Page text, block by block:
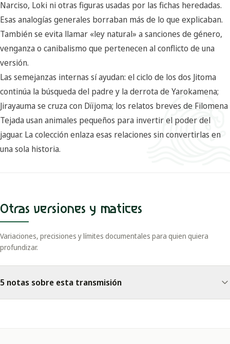
Narciso, Loki ni otras figuras usadas por las fichas heredadas.
Esas analogías generales borraban más de lo que explicaban.
También se evita llamar «ley natural» a sanciones de género,
venganza o canibalismo que pertenecen al conflicto de una
versión.
Las semejanzas internas sí ayudan: el ciclo de los dos Jitoma
continúa la búsqueda del padre y la derrota de Yarokamena;
Jirayauma se cruza con Dïïjoma; los relatos breves de Filomena
Tejada usan animales pequeños para invertir el poder del
jaguar. La colección enlaza esas relaciones sin convertirlas en
una sola historia.
Otras versiones y matices
Variaciones, precisiones y límites documentales para quien quiera
profundizar.
5 notas sobre esta transmisión